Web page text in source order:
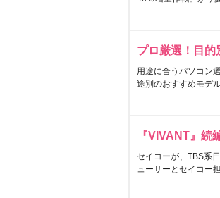
プロ厳選！目的
用途に合うパソコン
途別のおすすめモデ
『VIVANT』
セイコーが、TBS系
ューサーとセイコー